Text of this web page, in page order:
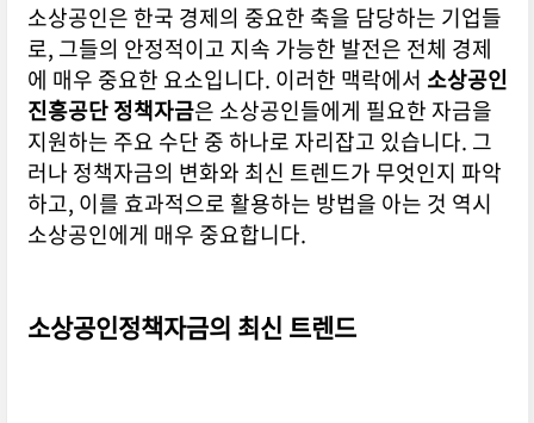
소상공인은 한국 경제의 중요한 축을 담당하는 기업들
로, 그들의 안정적이고 지속 가능한 발전은 전체 경제
에 매우 중요한 요소입니다. 이러한 맥락에서 소상공인
진흥공단 정책자금은 소상공인들에게 필요한 자금을
지원하는 주요 수단 중 하나로 자리잡고 있습니다. 그
러나 정책자금의 변화와 최신 트렌드가 무엇인지 파악
하고, 이를 효과적으로 활용하는 방법을 아는 것 역시
소상공인에게 매우 중요합니다.
소상공인정책자금의 최신 트렌드